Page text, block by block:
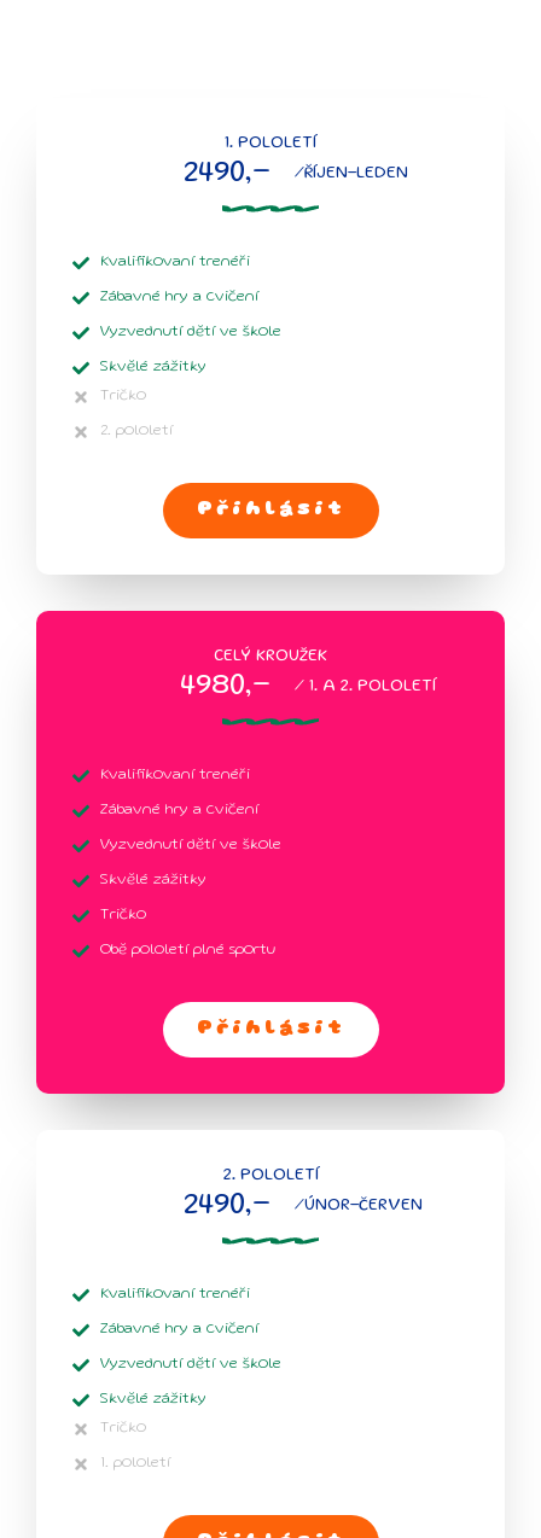
1. POLOLETÍ
2490,- /ŘÍJEN-LEDEN
Kvalifikovaní trenéři
Zábavné hry a cvičení
Vyzvednutí dětí ve škole
Skvělé zážitky
Tričko
2. pololetí
Přihlásit
CELÝ KROUŽEK
4980,- / 1. A 2. POLOLETÍ
Kvalifikovaní trenéři
Zábavné hry a cvičení
Vyzvednutí dětí ve škole
Skvělé zážitky
Tričko
Obě pololetí plné sportu
Přihlásit
2. POLOLETÍ
2490,- /ÚNOR-ČERVEN
Kvalifikovaní trenéři
Zábavné hry a cvičení
Vyzvednutí dětí ve škole
Skvělé zážitky
Tričko
1. pololetí